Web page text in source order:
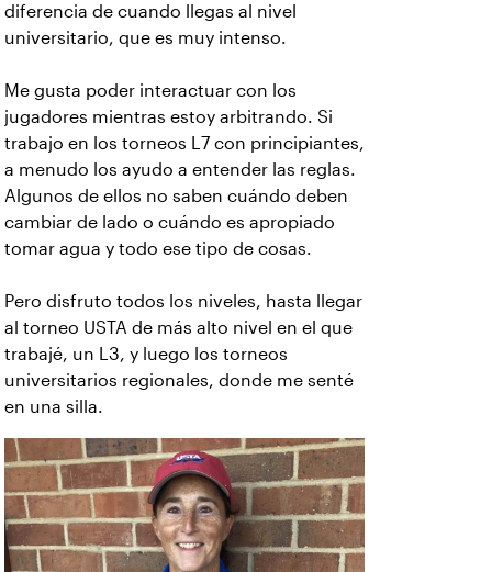
diferencia de cuando llegas al nivel
universitario, que es muy intenso.
Me gusta poder interactuar con los
jugadores mientras estoy arbitrando. Si
trabajo en los torneos L7 con principiantes,
a menudo los ayudo a entender las reglas.
Algunos de ellos no saben cuándo deben
cambiar de lado o cuándo es apropiado
tomar agua y todo ese tipo de cosas.
Pero disfruto todos los niveles, hasta llegar
al torneo USTA de más alto nivel en el que
trabajé, un L3, y luego los torneos
universitarios regionales, donde me senté
en una silla.